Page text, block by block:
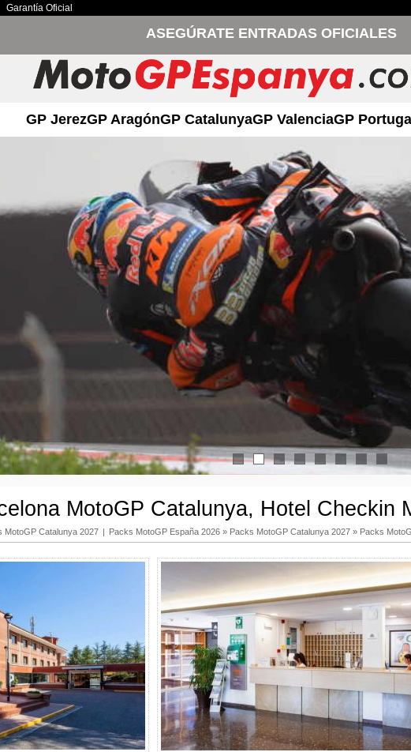
Garantía Oficial
ASEGÚRATE ENTRADAS OFICIALES
GP JerezGP AragónGP CatalunyaGP ValenciaGP
1 3 4
MotoGP Catalunya, Hotel Checkin
MotoGP Catalunya 2027 | Packs MotoGP España 2026 » Packs MotoGP Catalunya 2027 » Packs